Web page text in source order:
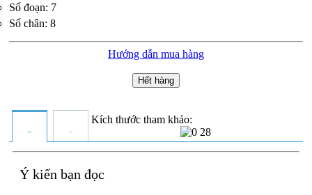
Số đoạn: 7
Số chân: 8
Hướng dẫn mua hàng
Hết hàng
Kích thước tham khảo:
Ý kiến bạn đọc